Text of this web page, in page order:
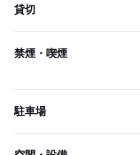
貸切
禁煙・喫煙
駐車場